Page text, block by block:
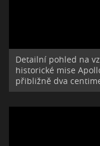
Detailní pohled na
historické mise
přibližně dva